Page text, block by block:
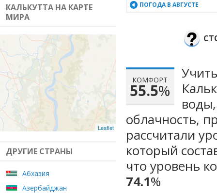
КАЛЬКУТТА НА КАРТЕ
МИРА
Leaflet
ДРУГИЕ СТРАНЫ
Абхазия
Азербайджан
ПОГОДА В АВГУСТЕ
КОМФОРТ
55.5%
облачность,
рассчитали
который
что уровень
74.1%